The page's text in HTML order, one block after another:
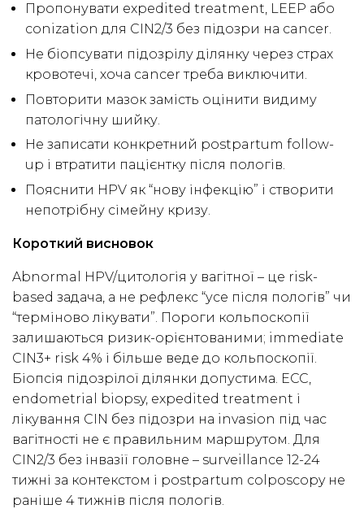
Пропонувати expedited treatment, LEEP або
conization для CIN2/3 без підозри на cancer.
Не біопсувати підозрілу ділянку через страх
кровотечі, хоча cancer треба виключити.
Повторити мазок замість оцінити видиму
патологічну шийку.
Не записати конкретний postpartum follow-
up і втратити пацієнтку після пологів.
Пояснити HPV як “нову інфекцію” і створити
непотрібну сімейну кризу.
Короткий висновок
Abnormal HPV/цитологія у вагітної – це risk-
based задача, а не рефлекс “усе після пологів” чи
“терміново лікувати”. Пороги кольпоскопії
залишаються ризик-орієнтованими; immediate
CIN3+ risk 4% і більше веде до кольпоскопії.
Біопсія підозрілої ділянки допустима. ECC,
endometrial biopsy, expedited treatment і
лікування CIN без підозри на invasion під час
вагітності не є правильним маршрутом. Для
CIN2/3 без інвазії головне – surveillance 12-24
тижні за контекстом і postpartum colposcopy не
раніше 4 тижнів після пологів.